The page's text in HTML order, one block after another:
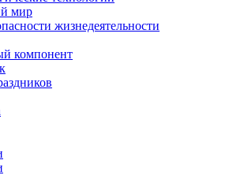
мир
жизнедеятельности
компонент